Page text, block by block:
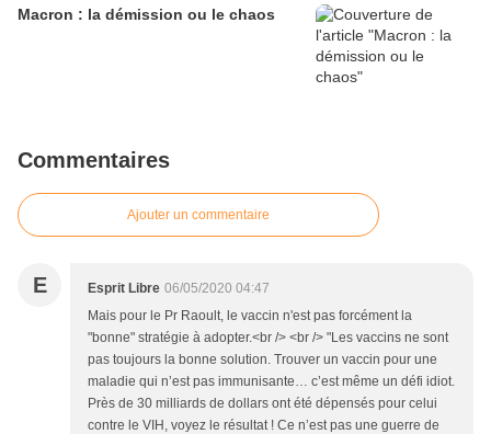
Macron : la démission ou le chaos
Commentaires
Ajouter un commentaire
E Esprit Libre 06/05/2020 04:47
Mais pour le Pr Raoult, le vaccin n'est pas forcément la
"bonne" stratégie à adopter.<br /> <br /> "Les vaccins ne sont
pas toujours la bonne solution. Trouver un vaccin pour une
maladie qui n’est pas immunisante… c’est même un défi idiot.
Près de 30 milliards de dollars ont été dépensés pour celui
contre le VIH, voyez le résultat ! Ce n’est pas une guerre de